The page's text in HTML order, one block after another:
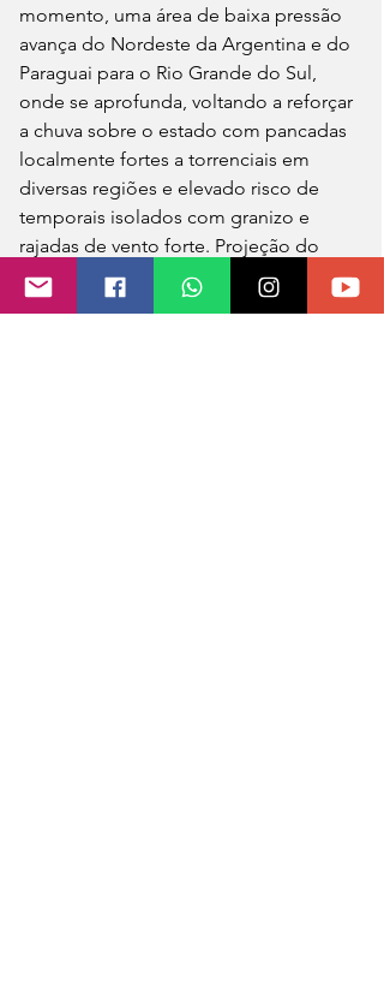
momento, uma área de baixa pressão
avança do Nordeste da Argentina e do
Paraguai para o Rio Grande do Sul,
onde se aprofunda, voltando a reforçar
a chuva sobre o estado com pancadas
localmente fortes a torrenciais em
diversas regiões e elevado risco de
temporais isolados com granizo e
rajadas de vento forte. Projeção do
modelo europeu para quarta de
manhã indica uma área de baixa